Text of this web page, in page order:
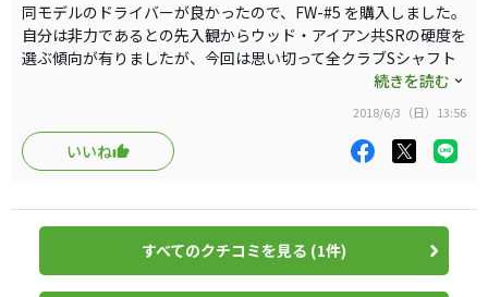
同モデルのドライバーが良かったので、FW-#5 を購入しました。
自分は非力であるとの先入観からウッド・アイアン共SRの硬度を
選ぶ傾向が有りましたが、今回は思い切って全クラブSシャフト
１．従来使用のマックテックFW-#5-SRの「D0 シャフト51g ト
ルク5.4」、FW-#9-SRは「D0 52g 5.0」に対し、ONOFF-
2016AKA-#5-Sは「D1 シャフト58g トルク4.2」となっていま
２．マックの全体重量を忘れてしまったため比較が出来ません
が、ONOFFは326gで、マックテックに比べ少し重く感じます。
続きを読む
2018/6/3（日）13:56
いいね
すべてのクチコミを見る (1件)